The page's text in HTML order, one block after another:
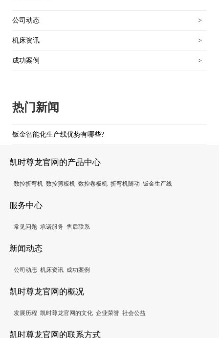
公司动态 >
机床资讯 >
成功案例 >
热门新闻
钣金智能化生产线优势有哪些?
凯时尊龙官网的产品中心
数控折弯机 数控剪板机 数控卷板机 折弯机随动 钣金生产线
服务中心
常见问题 承诺服务 售后联系
新闻动态
公司动态 机床资讯 成功案例
凯时尊龙官网的概况
发展历程 凯时尊龙官网的文化 企业荣誉 社会公益
凯时尊龙官网的联系方式